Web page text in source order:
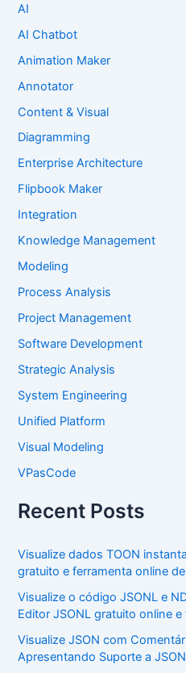
AI
AI Chatbot
Animation Maker
Annotator
Content & Visual
Diagramming
Enterprise Architecture
Flipbook Maker
Integration
Knowledge Management
Modeling
Process Analysis
Project Management
Software Development
Strategic Analysis
System Engineering
Unified Platform
Visual Modeling
VPasCode
Recent Posts
Visualize dados TOON
gratuito e ferramenta online
Visualize o código JSONL e
Editor JSONL gratuito online
Visualize JSON com
Apresentando Suporte a